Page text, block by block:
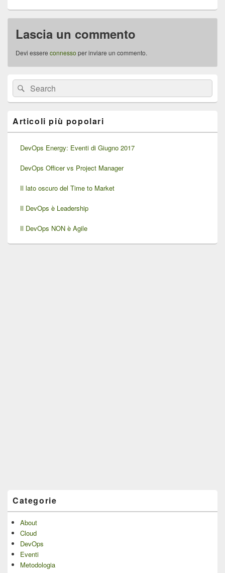
Lascia un commento
Devi essere connesso per inviare un commento.
Area
widget
barra
laterale
Cerca:Cerca
Articoli più popolari
DevOps Energy: Eventi di Giugno 2017
DevOps Officer vs Project Manager
Il lato oscuro del Time to Market
Il DevOps è Leadership
Il DevOps NON è Agile
Categorie
About
Cloud
DevOps
Eventi
Metodologia